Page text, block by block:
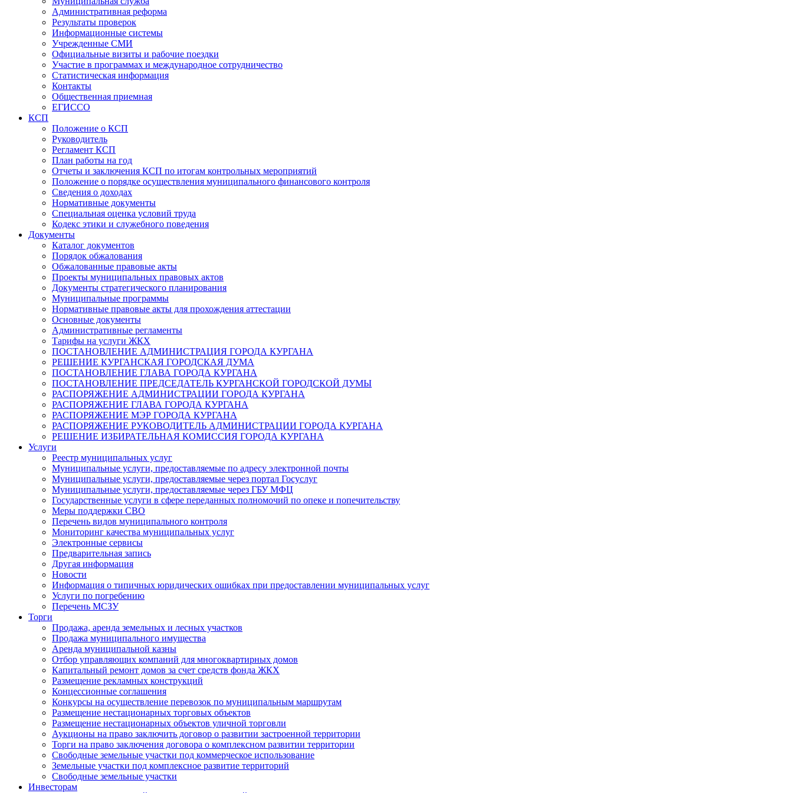
Административная реформа
Результаты проверок
Информационные системы
Учрежденные СМИ
Официальные визиты и рабочие поездки
Участие в программах и международное сотрудничество
Статистическая информация
Контакты
Общественная приемная
ЕГИССО
КСП
Положение о КСП
Руководитель
Регламент КСП
План работы на год
Отчеты и заключения КСП по итогам контрольных мероприятий
Положение о порядке осуществления муниципального финансового контроля
Сведения о доходах
Нормативные документы
Специальная оценка условий труда
Кодекс этики и служебного поведения
Документы
Каталог документов
Порядок обжалования
Обжалованные правовые акты
Проекты муниципальных правовых актов
Документы стратегического планирования
Муниципальные программы
Нормативные правовые акты для прохождения аттестации
Основные документы
Административные регламенты
Тарифы на услуги ЖКХ
ПОСТАНОВЛЕНИЕ АДМИНИСТРАЦИЯ ГОРОДА КУРГАНА
РЕШЕНИЕ КУРГАНСКАЯ ГОРОДСКАЯ ДУМА
ПОСТАНОВЛЕНИЕ ГЛАВА ГОРОДА КУРГАНА
ПОСТАНОВЛЕНИЕ ПРЕДСЕДАТЕЛЬ КУРГАНСКОЙ ГОРОДСКОЙ ДУМЫ
РАСПОРЯЖЕНИЕ АДМИНИСТРАЦИИ ГОРОДА КУРГАНА
РАСПОРЯЖЕНИЕ ГЛАВА ГОРОДА КУРГАНА
РАСПОРЯЖЕНИЕ МЭР ГОРОДА КУРГАНА
РАСПОРЯЖЕНИЕ РУКОВОДИТЕЛЬ АДМИНИСТРАЦИИ ГОРОДА КУРГАНА
РЕШЕНИЕ ИЗБИРАТЕЛЬНАЯ КОМИССИЯ ГОРОДА КУРГАНА
Услуги
Реестр муниципальных услуг
Муниципальные услуги, предоставляемые по адресу электронной почты
Муниципальные услуги, предоставляемые через портал Госуслуг
Муниципальные услуги, предоставляемые через ГБУ МФЦ
Государственные услуги в сфере переданных полномочий по опеке и попечительству
Меры поддержки СВО
Перечень видов муниципального контроля
Мониторинг качества муниципальных услуг
Электронные сервисы
Предварительная запись
Другая информация
Новости
Информация о типичных юридических ошибках при предоставлении муниципальных услуг
Услуги по погребению
Перечень МСЗУ
Торги
Продажа, аренда земельных и лесных участков
Продажа муниципального имущества
Аренда муниципальной казны
Отбор управляющих компаний для многоквартирных домов
Капитальный ремонт домов за счет средств фонда ЖКХ
Размещение рекламных конструкций
Концессионные соглашения
Конкурсы на осуществление перевозок по муниципальным маршрутам
Размещение нестационарных торговых объектов
Размещение нестационарных объектов уличной торговли
Аукционы на право заключить договор о развитии застроенной территории
Торги на право заключения договора о комплексном развитии территории
Свободные земельные участки под коммерческое использование
Земельные участки под комплексное развитие территорий
Свободные земельные участки
Инвесторам